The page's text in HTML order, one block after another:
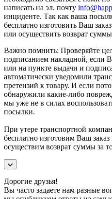
написать на эл. почту
инциденте. Так как ваша
бесплатно изготовить Ваш
или осуществить возврат суммы
Важно помнить: Проверяйте
подписанием накладной, если
или на пункте выдачи и
автоматически уведомили
претензий к товару. И если
обнаружили какие-либо
мы уже не в силах
посылки.
При утере транспортной
бесплатно изготовим Ваш
осуществим возврат суммы за
Дорогие друзья!
Вы часто задаете нам разные